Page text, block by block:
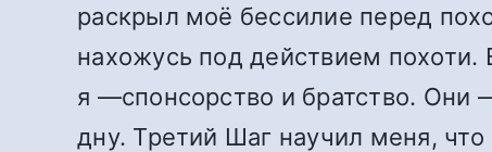
раскрыл моё бессилие перед
нахожусь под действием
я —спонсорство и братство. Они
дну. Третий Шаг научил меня,